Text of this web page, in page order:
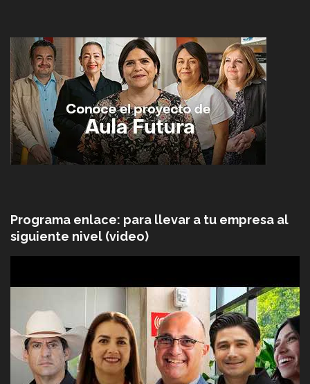
Programa enlace: para llevar a tu empresa al
siguiente nivel (video)